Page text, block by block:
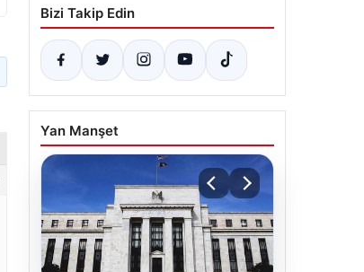
Bizi Takip Edin
Yan Manşet